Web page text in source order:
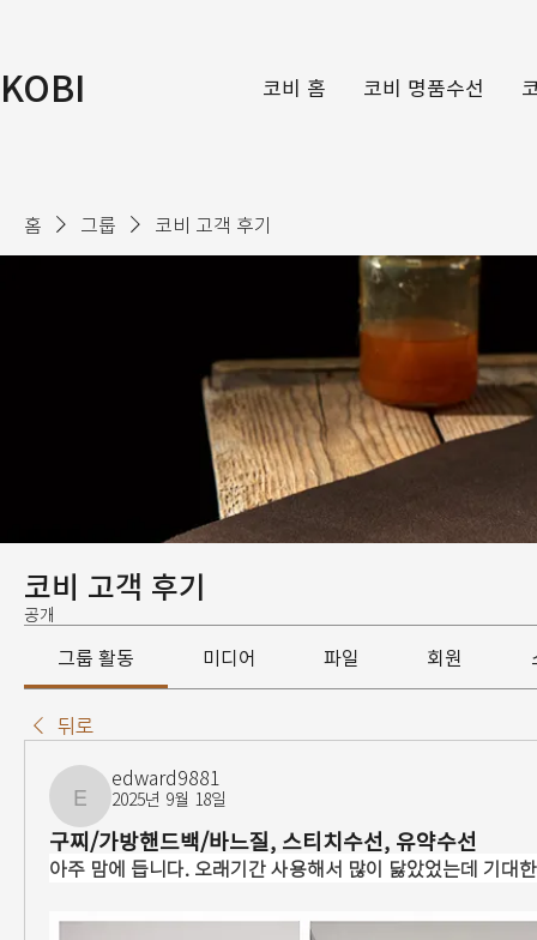
KOBI 코비 홈 코비 명품수선
홈 그룹 코비 고객 후기
코비 고객 후기
공개
그룹 활동 미디어 파일 회원
뒤로
edward9881
edward9881
2025년 9월 18일
구찌/가방핸드백/바느질, 스티치수선, 유약수선
아주 맘에 듭니다. 오래기간 사용해서 많이 닳았었는데 기대